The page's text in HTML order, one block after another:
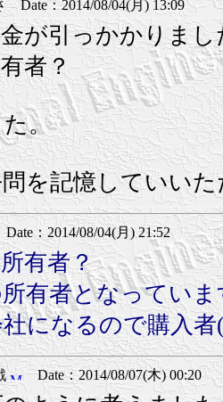
：2014/08/04(月) 13:09
が引っかかりまし
者？
。
を記憶していい
：2014/08/04(月) 21:52
有者？
有者となってい
になるので購入
Date：2014/08/07(木) 00:20